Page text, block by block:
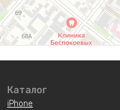
Каталог
iPhone